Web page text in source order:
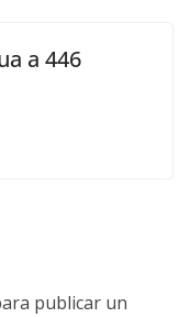
a 446
publicar un